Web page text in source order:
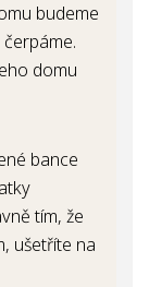
budeme
domu
bance
tím, že
ušetříte na